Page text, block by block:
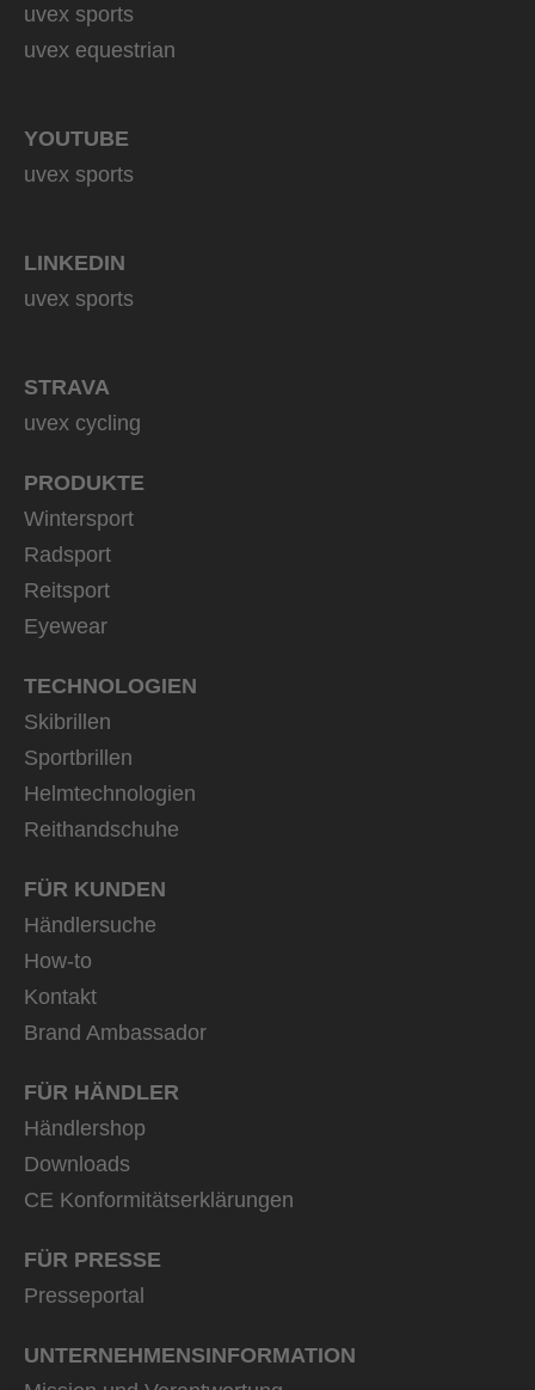
uvex sports
uvex equestrian
YOUTUBE
uvex sports
LINKEDIN
uvex sports
STRAVA
uvex cycling
PRODUKTE
Wintersport
Radsport
Reitsport
Eyewear
TECHNOLOGIEN
Skibrillen
Sportbrillen
Helmtechnologien
Reithandschuhe
FÜR KUNDEN
Händlersuche
How-to
Kontakt
Brand Ambassador
FÜR HÄNDLER
Händlershop
Downloads
CE Konformitätserklärungen
FÜR PRESSE
Presseportal
UNTERNEHMENS­INFORMATION